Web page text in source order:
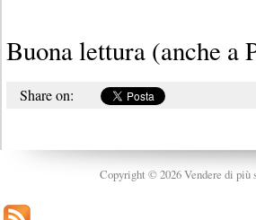
Buona lettura (anche a
Share on:
Copyright © 2026 Vendere di